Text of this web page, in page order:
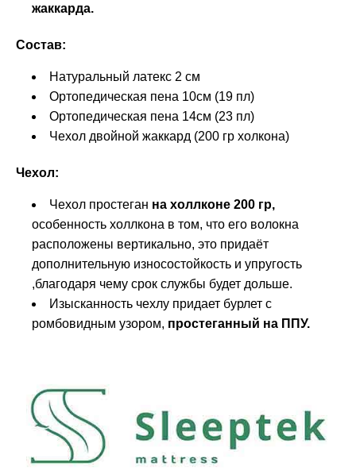
жаккарда.
Состав:
Натуральный латекс 2 см
Ортопедическая пена 10см (19 пл)
Ортопедическая пена 14см (23 пл)
Чехол двойной жаккард (200 гр холкона)
Чехол:
Чехол простеган на холлконе 200 гр,
особенность холлкона в том, что его волокна
расположены вертикально, это придаёт
дополнительную износостойкость и упругость
,благодаря чему срок службы будет дольше.
Изысканность чехлу придает бурлет с
ромбовидным узором, простеганный на ППУ.